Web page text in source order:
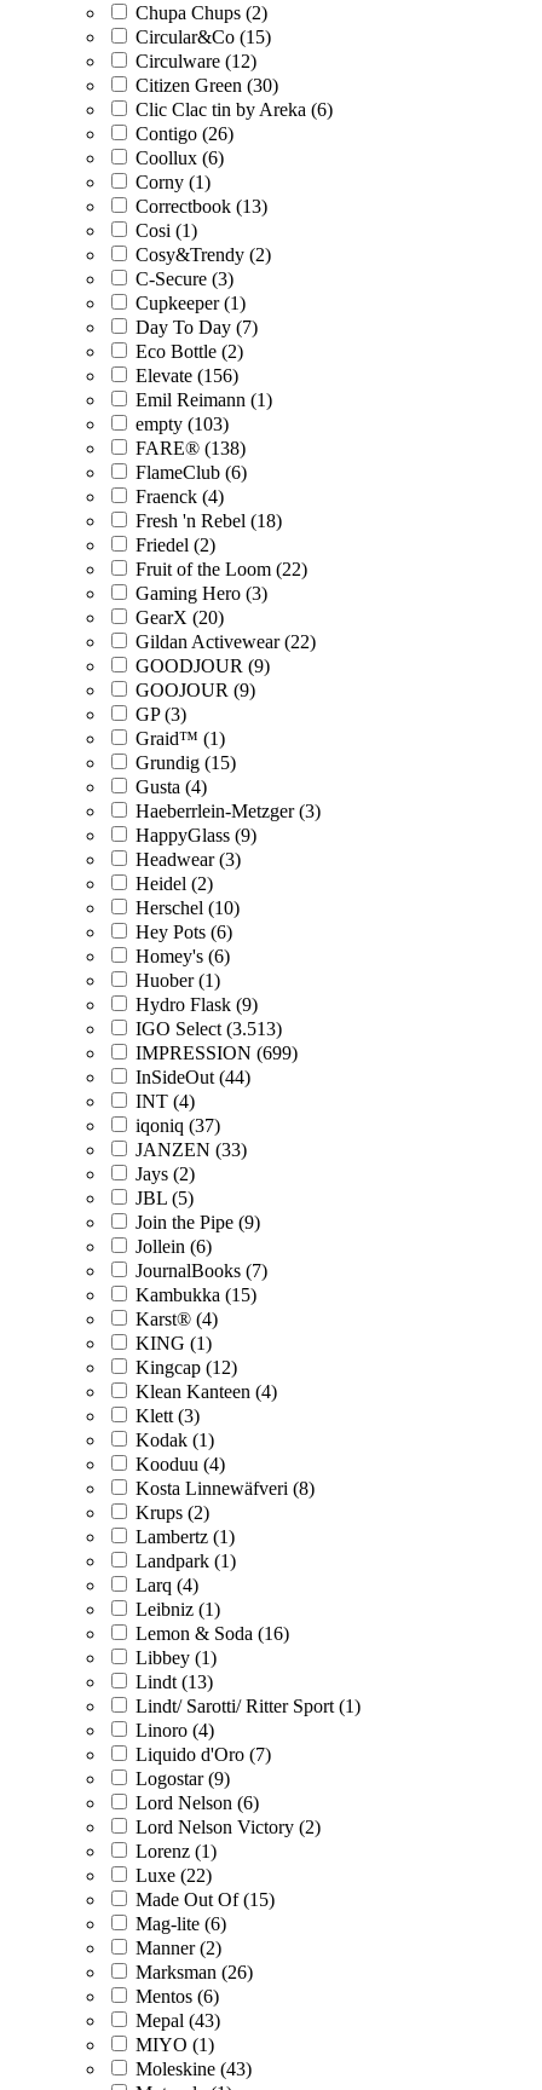
Chupa Chups (2)
Circular&Co (15)
Circulware (12)
Citizen Green (30)
Clic Clac tin by Areka (6)
Contigo (26)
Coollux (6)
Corny (1)
Correctbook (13)
Cosi (1)
Cosy&Trendy (2)
C-Secure (3)
Cupkeeper (1)
Day To Day (7)
Eco Bottle (2)
Elevate (156)
Emil Reimann (1)
empty (103)
FARE® (138)
FlameClub (6)
Fraenck (4)
Fresh 'n Rebel (18)
Friedel (2)
Fruit of the Loom (22)
Gaming Hero (3)
GearX (20)
Gildan Activewear (22)
GOODJOUR (9)
GOOJOUR (9)
GP (3)
Graid™ (1)
Grundig (15)
Gusta (4)
Haeberrlein-Metzger (3)
HappyGlass (9)
Headwear (3)
Heidel (2)
Herschel (10)
Hey Pots (6)
Homey's (6)
Huober (1)
Hydro Flask (9)
IGO Select (3.513)
IMPRESSION (699)
InSideOut (44)
INT (4)
iqoniq (37)
JANZEN (33)
Jays (2)
JBL (5)
Join the Pipe (9)
Jollein (6)
JournalBooks (7)
Kambukka (15)
Karst® (4)
KING (1)
Kingcap (12)
Klean Kanteen (4)
Klett (3)
Kodak (1)
Kooduu (4)
Kosta Linnewäfveri (8)
Krups (2)
Lambertz (1)
Landpark (1)
Larq (4)
Leibniz (1)
Lemon & Soda (16)
Libbey (1)
Lindt (13)
Lindt/ Sarotti/ Ritter Sport (1)
Linoro (4)
Liquido d'Oro (7)
Logostar (9)
Lord Nelson (6)
Lord Nelson Victory (2)
Lorenz (1)
Luxe (22)
Made Out Of (15)
Mag-lite (6)
Manner (2)
Marksman (26)
Mentos (6)
Mepal (43)
MIYO (1)
Moleskine (43)